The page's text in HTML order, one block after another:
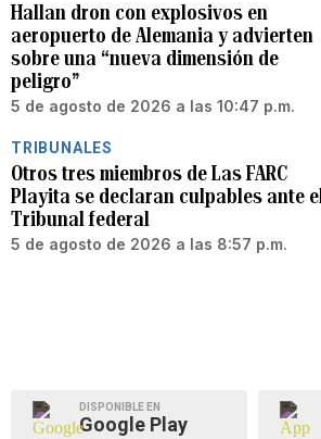
Hallan dron con explosivos en
aeropuerto de Alemania y advierten
sobre una “nueva dimensión de
peligro”
5 de agosto de 2026 a las 10:47 p.m.
TRIBUNALES
Otros tres miembros de Las FARC
Playita se declaran culpables ante el
Tribunal federal
5 de agosto de 2026 a las 8:57 p.m.
DISPONIBLE EN
Google Play